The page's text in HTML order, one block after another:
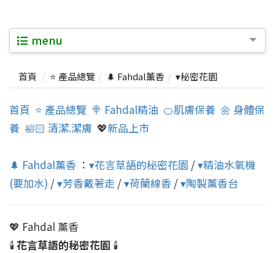
menu
首頁 ⭐ 產品總覽 🌲 Fahdal薰香 ▾秘密花園
首頁 ⭐ 產品總覽 🍭 Fahdal精油 🍊肌膚保養 🌼 身體保
養 🛀🏻 清潔.潔膚 💖新品上市
🌲 Fahdal薰香 ： ▾花言草語的秘密花園 /▾精油水氧機
(要加水) /▾芳香戴著走 /▾荷蘭線香 /▾陶製薰香台
💖 Fahdal 薰香
🕯️花言草語的秘密花園 🕯️